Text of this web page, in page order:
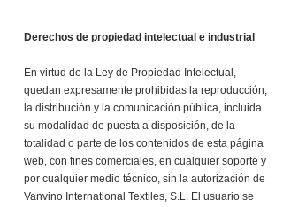
Derechos de propiedad intelectual e industrial
En virtud de la Ley de Propiedad Intelectual,
quedan expresamente prohibidas la reproducción,
la distribución y la comunicación pública, incluida
su modalidad de puesta a disposición, de la
totalidad o parte de los contenidos de esta página
web, con fines comerciales, en cualquier soporte y
por cualquier medio técnico, sin la autorización de
Vanvino International Textiles, S.L. El usuario se